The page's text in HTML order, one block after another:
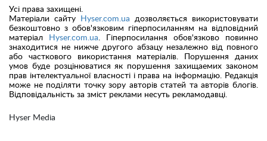
Hyser Media
Усі права захищені.
Матеріали сайту
Hyser.com.ua дозволяється використовувати
безкоштовно з обов'язковим гіперпосиланням на відповідний
матеріал
Hyser.com.ua. Гіперпосилання обов'язково повинно
знаходитися не нижче другого абзацу незалежно від повного
або часткового використання матеріалів. Порушення даних
умов буде розцінюватися як порушення захищаемих законом
прав інтелектуальної власності і права на інформацію. Редакція
може не поділяти точку зору авторів статей та авторів блогів.
Відповідальність за зміст реклами несуть рекламодавці.